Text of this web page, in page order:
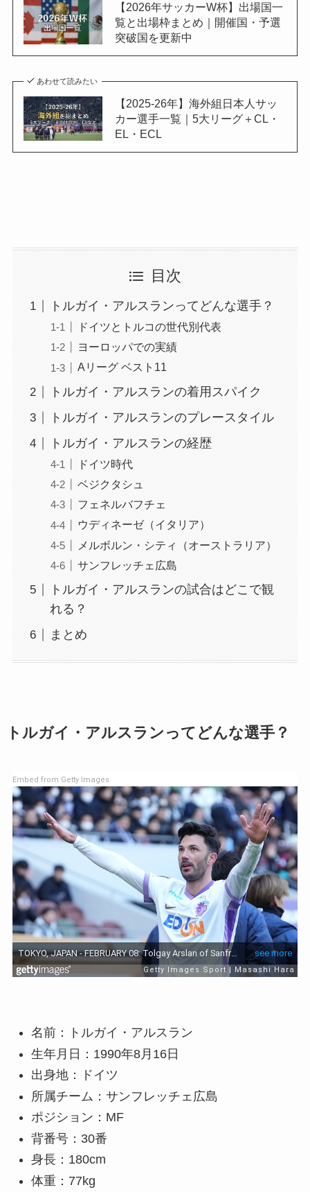
【2026年サッカーW杯】出場国一
覧と出場枠まとめ｜開催国・予選
突破国を更新中
あわせて読みたい
【2025-26年】海外組日本人サッ
カー選手一覧｜5大リーグ＋CL・
EL・ECL
目次
トルガイ・アルスランってどんな選手？
ドイツとトルコの世代別代表
ヨーロッパでの実績
Aリーグ ベスト11
トルガイ・アルスランの着用スパイク
トルガイ・アルスランのプレースタイル
トルガイ・アルスランの経歴
ドイツ時代
ベジクタシュ
フェネルバフチェ
ウディネーゼ（イタリア）
メルボルン・シティ（オーストラリア）
サンフレッチェ広島
トルガイ・アルスランの試合はどこで観
れる？
まとめ
トルガイ・アルスランってどんな選手？
Embed from Getty Images
名前：トルガイ・アルスラン
生年月日：1990年8月16日
出身地：ドイツ
所属チーム：サンフレッチェ広島
ポジション：MF
背番号：30番
身長：180cm
体重：77kg